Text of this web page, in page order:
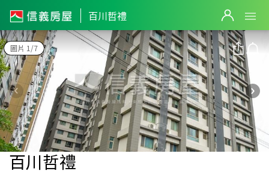
百川哲禮
圖片 1/7
百川哲禮